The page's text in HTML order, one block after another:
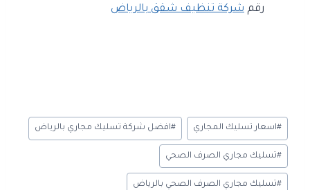
رقم شركة تنظيف شقق بالرياض
وسوم
المقال:
#اسعار تسليك المجاري #افضل شركة تسليك مجاري بالرياض
#تسليك مجاري الصرف الصحي
#تسليك مجاري الصرف الصحي بالرياض